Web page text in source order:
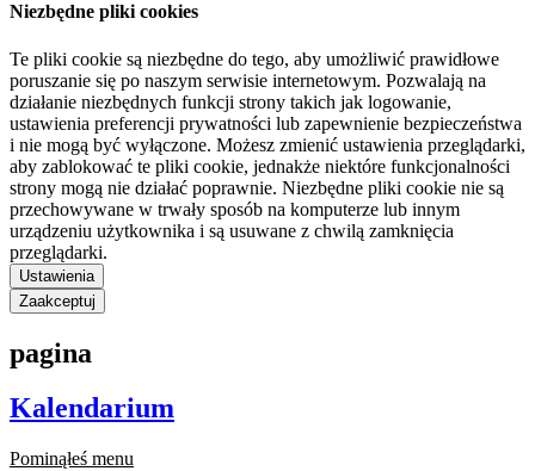
Niezbędne pliki cookies
Te pliki cookie są niezbędne do tego, aby umożliwić prawidłowe
poruszanie się po naszym serwisie internetowym. Pozwalają na
działanie niezbędnych funkcji strony takich jak logowanie,
ustawienia preferencji prywatności lub zapewnienie bezpieczeństwa
i nie mogą być wyłączone. Możesz zmienić ustawienia przeglądarki,
aby zablokować te pliki cookie, jednakże niektóre funkcjonalności
strony mogą nie działać poprawnie. Niezbędne pliki cookie nie są
przechowywane w trwały sposób na komputerze lub innym
urządzeniu użytkownika i są usuwane z chwilą zamknięcia
przeglądarki.
Ustawienia
Zaakceptuj
pagina
Kalendarium
Pominąłeś menu